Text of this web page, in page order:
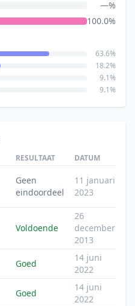
—%
100.0%
63.6%
18.2%
9.1%
9.1%
RESULTAAT DATUM
Geen
eindoordeel
11 januari
2023
Voldoende
26
december
2013
Goed
14 juni
2022
Goed
14 juni
2022